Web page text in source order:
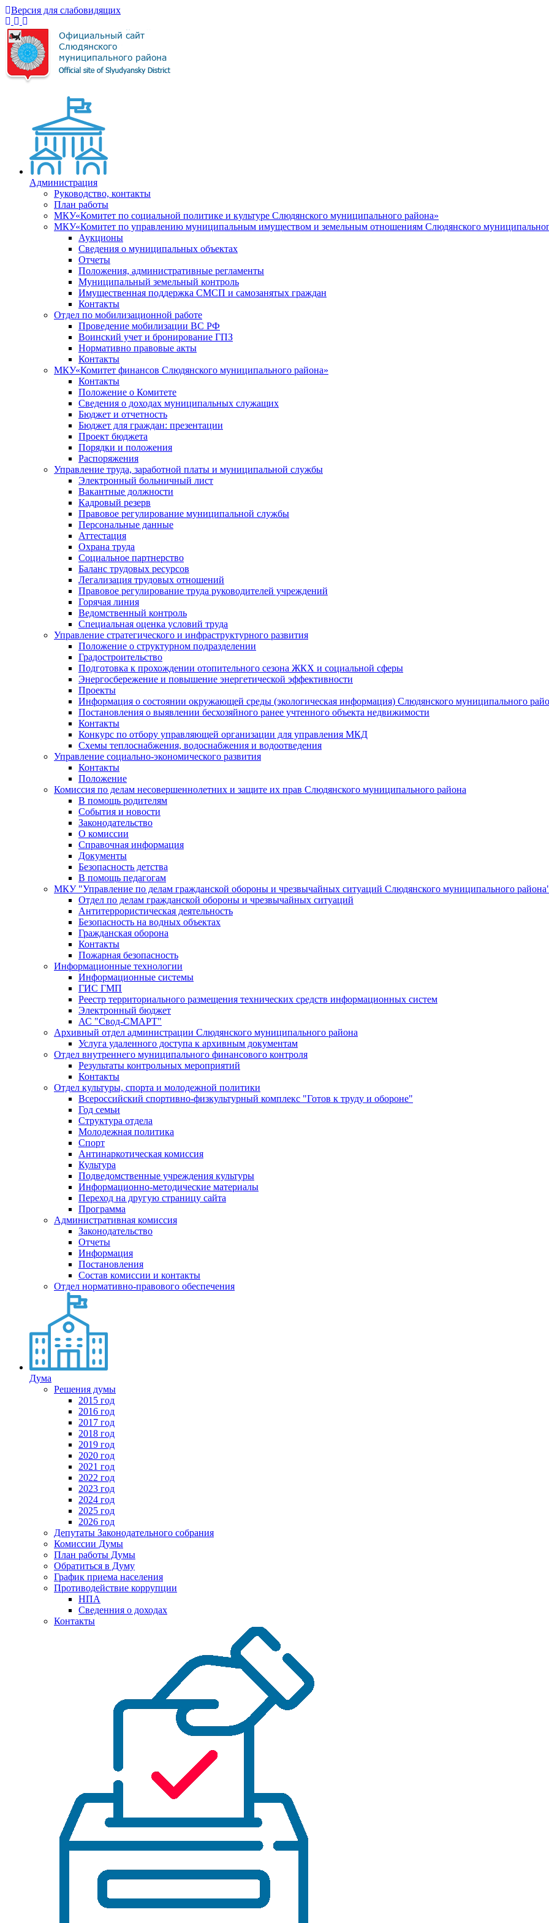
Версия для слабовидящих
Администрация
Руководство, контакты
План работы
МКУ«Комитет по социальной политике и культуре Слюдянского муниципального района»
МКУ«Комитет по управлению муниципальным имуществом и земельным отношениям Слюдянского
Аукционы
Сведения о муниципальных объектах
Отчеты
Положения, административные регламенты
Муниципальный земельный контроль
Имущественная поддержка СМСП и самозанятых граждан
Контакты
Отдел по мобилизационной работе
Проведение мобилизации ВС РФ
Воинский учет и бронирование ГПЗ
Нормативно правовые акты
Контакты
МКУ«Комитет финансов Слюдянского муниципального района»
Контакты
Положение о Комитете
Сведения о доходах муниципальных служащих
Бюджет и отчетность
Бюджет для граждан: презентации
Проект бюджета
Порядки и положения
Распоряжения
Управление труда, заработной платы и муниципальной службы
Электронный больничный лист
Вакантные должности
Кадровый резерв
Правовое регулирование муниципальной службы
Персональные данные
Аттестация
Охрана труда
Социальное партнерство
Баланс трудовых ресурсов
Легализация трудовых отношений
Правовое регулирование труда руководителей учреждений
Горячая линия
Ведомственный контроль
Специальная оценка условий труда
Управление стратегического и инфраструктурного развития
Положение о структурном подразделении
Градостроительство
Подготовка к прохождении отопительного сезона ЖКХ и социальной сферы
Энергосбережение и повышение энергетической эффективности
Проекты
Информация о состоянии окружающей среды (экологическая информация) Слюдянского муниципального
Постановления о выявлении бесхозяйного ранее учтенного объекта недвижимости
Контакты
Конкурс по отбору управляющей организации для управления МКД
Схемы теплоснабжения, водоснабжения и водоотведения
Управление социально-экономического развития
Контакты
Положение
Комиссия по делам несовершеннолетних и защите их прав Слюдянского муниципального района
В помощь родителям
События и новости
Законодательство
О комиссии
Справочная информация
Документы
Безопасность детства
В помощь педагогам
МКУ "Управление по делам гражданской обороны и чрезвычайных ситуаций Слюдянского муниципального
Отдел по делам гражданской обороны и чрезвычайных ситуаций
Антитеррористическая деятельность
Безопасность на водных объектах
Гражданская оборона
Контакты
Пожарная безопасность
Информационные технологии
Информационные системы
ГИС ГМП
Реестр территориального размещения технических средств информационных систем
Электронный бюджет
АС "Свод-СМАРТ"
Архивный отдел администрации Слюдянского муниципального района
Услуга удаленного доступа к архивным документам
Отдел внутреннего муниципального финансового контроля
Результаты контрольных мероприятий
Контакты
Отдел культуры, спорта и молодежной политики
Всероссийский спортивно-физкультурный комплекс "Готов к труду и обороне"
Год семьи
Структура отдела
Молодежная политика
Спорт
Антинаркотическая комиссия
Культура
Подведомственные учреждения культуры
Информационно-методические материалы
Переход на другую страницу сайта
Программа
Административная комиссия
Законодательство
Отчеты
Информация
Постановления
Состав комиссии и контакты
Отдел нормативно-правового обеспечения
Дума
Решения думы
2015 год
2016 год
2017 год
2018 год
2019 год
2020 год
2021 год
2022 год
2023 год
2024 год
2025 год
2026 год
Депутаты Законодательного собрания
Комиссии Думы
План работы Думы
Обратиться в Думу
График приема населения
Противодействие коррупции
НПА
Сведенния о доходах
Контакты